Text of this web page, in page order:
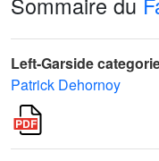
Left-Garside
Patrick Dehornoy